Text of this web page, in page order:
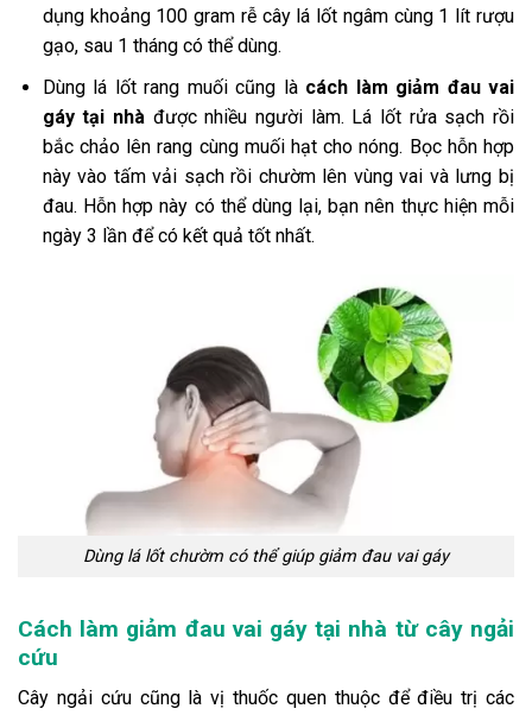
dụng khoảng 100 gram rễ cây lá lốt ngâm cùng 1 lít rượu
gạo, sau 1 tháng có thể dùng.
Dùng lá lốt rang muối cũng là cách làm giảm đau vai
gáy tại nhà được nhiều người làm. Lá lốt rửa sạch rồi
bắc chảo lên rang cùng muối hạt cho nóng. Bọc hỗn hợp
này vào tấm vải sạch rồi chườm lên vùng vai và lưng bị
đau. Hỗn hợp này có thể dùng lại, bạn nên thực hiện mỗi
ngày 3 lần để có kết quả tốt nhất.
Dùng lá lốt chườm có thể giúp giảm đau vai gáy
Cách làm giảm đau vai gáy tại nhà từ cây ngải
cứu
Cây ngải cứu cũng là vị thuốc quen thuộc để điều trị các